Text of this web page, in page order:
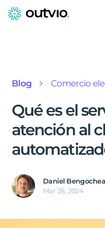
Blog Comercio
Qué es el
atención al
Daniel Bengochea
Mar 28, 2024